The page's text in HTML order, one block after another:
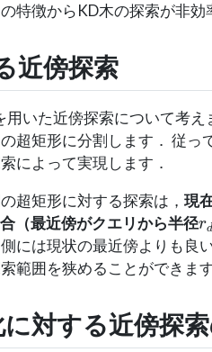
特徴からKD木の探索が非効
近傍探索
用いた近傍探索について考
超矩形に分割します． 従
によって実現します．
超矩形に対する探索は， 現
（最近傍がクエリから半径
r
には現状の最近傍よりも良
範囲を狭めることができま
対する近傍探